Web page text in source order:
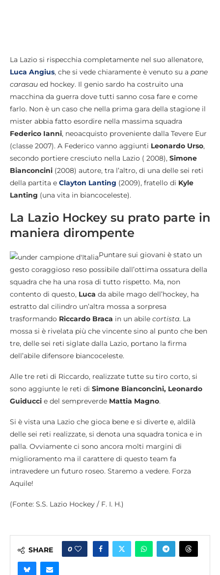
La Lazio si rispecchia completamente nel suo allenatore,
Luca Angius, che si vede chiaramente è venuto su a pane
carasau ed hockey. Il genio sardo ha costruito una
macchina da guerra dove tutti sanno cosa fare e come
farlo. Non è un caso che nella prima gara della stagione il
mister abbia fatto esordire nella massima squadra
Federico Ianni, neoacquisto proveniente dalla Tevere Eur
(classe 2007). A Federico vanno aggiunti Leonardo Urso,
secondo portiere cresciuto nella Lazio ( 2008), Simone
Bianconcini (2008) autore, tra l’altro, di una delle sei reti
della partita e Clayton Lanting (2009), fratello di Kyle
Lanting (una vita in biancoceleste).
La Lazio Hockey su prato parte in
maniera dirompente
Puntare sui giovani è stato un
gesto coraggioso reso possibile dall’ottima ossatura della
squadra che ha una rosa di tutto rispetto. Ma, non
contento di questo, Luca da abile mago dell’hockey, ha
estratto dal cilindro un’altra mossa a sorpresa
trasformando Riccardo Braca in un abile cortista. La
mossa si è rivelata più che vincente sino al punto che ben
tre, delle sei reti siglate dalla Lazio, portano la firma
dell’abile difensore biancoceleste.
Alle tre reti di Riccardo, realizzate tutte su tiro corto, si
sono aggiunte le reti di Simone Bianconcini, Leonardo
Guiducci e del sempreverde Mattia Magno.
Si è vista una Lazio che gioca bene e si diverte e, aldilà
delle sei reti realizzate, si denota una squadra tonica e in
palla. Ovviamente ci sono ancora molti margini di
miglioramento ma il carattere di questo team fa
intravedere un futuro roseo. Staremo a vedere. Forza
Aquile!
(Fonte: S.S. Lazio Hockey / F. I. H.)
SHARE 0